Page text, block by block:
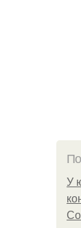
У